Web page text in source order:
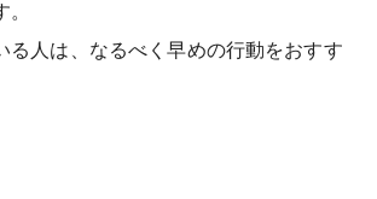
る人は、なるべく早めの行動をおすす